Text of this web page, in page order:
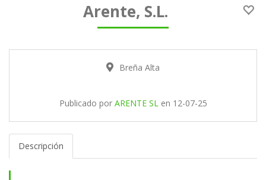
Arente, S.L.
Breña Alta
Publicado por ARENTE SLen 12-07-25
Descripción